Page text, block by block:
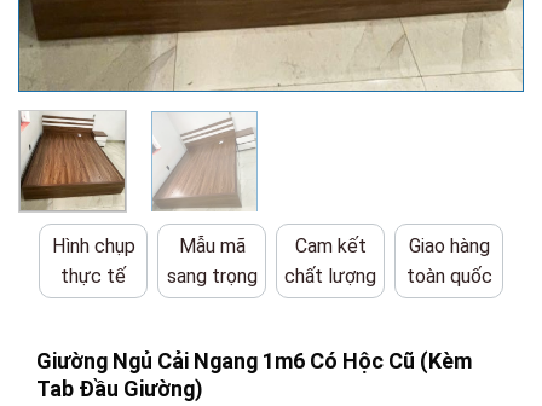
Hình chụp
thực tế
Mẫu mã
sang trọng
Cam kết
chất lượng
Giao hàng
toàn quốc
Giường Ngủ Cải Ngang 1m6 Có Hộc Cũ (Kèm
Tab Đầu Giường)